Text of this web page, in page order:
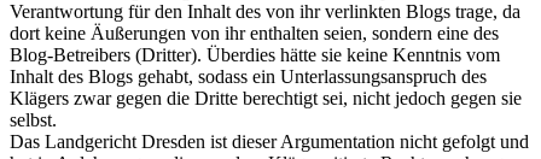
Verantwortung für den Inhalt des von ihr verlinkten Blogs trage, da
dort keine Äußerungen von ihr enthalten seien, sondern eine des
Blog-Betreibers (Dritter). Überdies hätte sie keine Kenntnis vom
Inhalt des Blogs gehabt, sodass ein Unterlassungsanspruch des
Klägers zwar gegen die Dritte berechtigt sei, nicht jedoch gegen sie
selbst.
Das Landgericht Dresden ist dieser Argumentation nicht gefolgt und